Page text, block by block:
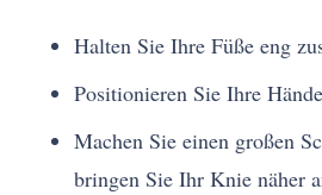
Halten Sie Ihre Füße eng
Positionieren Sie Ihre
Machen Sie einen großen
bringen Sie Ihr Knie näher